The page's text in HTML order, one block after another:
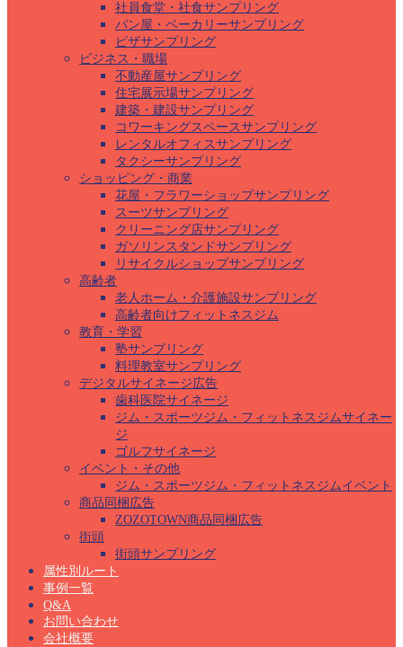
社員食堂・社食サンプリング
パン屋・ベーカリーサンプリング
ピザサンプリング
ビジネス・職場
不動産屋サンプリング
住宅展示場サンプリング
建築・建設サンプリング
コワーキングスペースサンプリング
レンタルオフィスサンプリング
タクシーサンプリング
ショッピング・商業
花屋・フラワーショップサンプリング
スーツサンプリング
クリーニング店サンプリング
ガソリンスタンドサンプリング
リサイクルショップサンプリング
高齢者
老人ホーム・介護施設サンプリング
高齢者向けフィットネスジム
教育・学習
塾サンプリング
料理教室サンプリング
デジタルサイネージ広告
歯科医院サイネージ
ジム・スポーツジム・フィットネスジムサイネー
ジ
ゴルフサイネージ
イベント・その他
ジム・スポーツジム・フィットネスジムイベント
商品同梱広告
ZOZOTOWN商品同梱広告
街頭
街頭サンプリング
属性別ルート
事例一覧
Q&A
お問い合わせ
会社概要